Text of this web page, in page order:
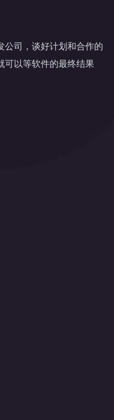
公司，谈好计划和合作的
可以等软件的最终结果